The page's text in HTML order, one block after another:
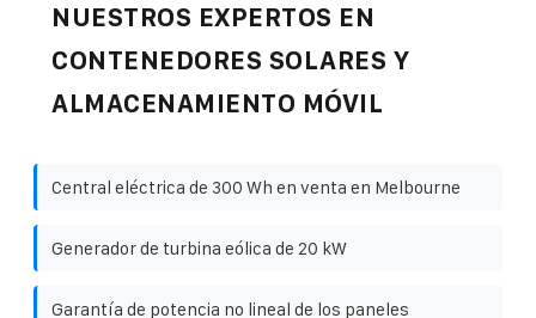
NUESTROS EXPERTOS EN
CONTENEDORES SOLARES Y
ALMACENAMIENTO MÓVIL
Central eléctrica de 300 Wh en venta en Melbourne
Generador de turbina eólica de 20 kW
Garantía de potencia no lineal de los paneles